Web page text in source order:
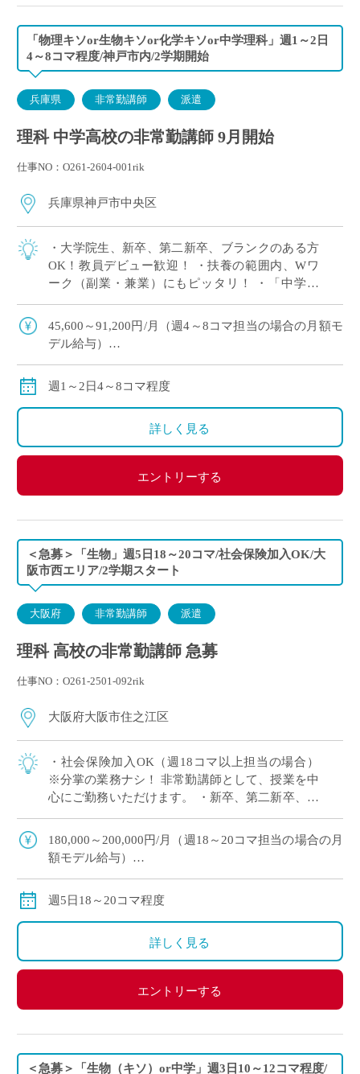
「物理キソor生物キソor化学キソor中学理科」週1～2日
4～8コマ程度/神戸市内/2学期開始
兵庫県 非常勤講師 派遣
理科 中学高校の非常勤講師 9月開始
仕事NO：O261-2604-001rik
兵庫県神戸市中央区
・大学院生、新卒、第二新卒、ブランクのある方
OK！教員デビュー歓迎！ ・扶養の範囲内、Wワ
ーク（副業・兼業）にもピッタリ！ ・「中学理
ソ」のいずれか1科目が担当できればOK […]
45,600～91,200円/月（週4～8コマ担当の場合の月額モ
デル給与）
※ご勤務スタート時期によって、初月の給与は日割計
週1～2日4～8コマ程度
詳しく見る
エントリーする
＜急募＞「生物」週5日18～20コマ/社会保険加入OK/大
阪市西エリア/2学期スタート
大阪府 非常勤講師 派遣
理科 高校の非常勤講師 急募
仕事NO：O261-2501-092rik
大阪府大阪市住之江区
・社会保険加入OK（週18コマ以上担当の場合）
※分掌の業務ナシ！ 非常勤講師として、授業を中
心にご勤務いただけます。 ・新卒、第二新卒、ブ
度 担当予定 ・2学期スター […]
180,000～200,000円/月（週18～20コマ担当の場合の月
額モデル給与）
※週18コマ以上担当の場合、社会保険加入
週5日18～20コマ程度
詳しく見る
エントリーする
＜急募＞「生物（キソ）or中学」週3日10～12コマ程度/